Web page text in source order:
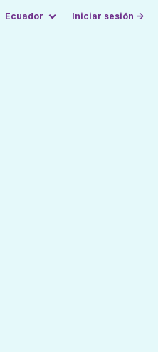
Ecuador Iniciar sesión →